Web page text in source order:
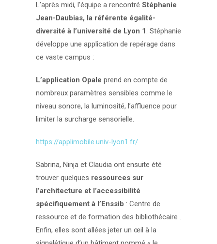
L’après midi, l’équipe a rencontré Stéphanie
Jean-Daubias, la référente égalité-
diversité à l’université de Lyon 1 . Stéphanie
développe une application de repérage dans
ce vaste campus :
L’application Opale prend en compte de
nombreux paramètres sensibles comme le
niveau sonore, la luminosité, l’affluence pour
limiter la surcharge sensorielle.
https://applimobile.univ-lyon1.fr/
Sabrina, Ninja et Claudia ont ensuite été
trouver quelques ressources sur
l’architecture et l’accessibilité
spécifiquement à l’Enssib : Centre de
ressource et de formation des bibliothécaire .
Enfin, elles sont allées jeter un œil à la